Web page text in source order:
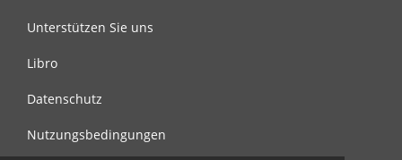
Unterstützen Sie uns
Libro
Datenschutz
Nutzungsbedingungen